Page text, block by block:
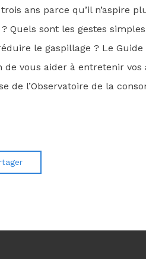
ans parce qu’il n’aspire
Quels sont les gestes
le gaspillage ? Le
vous aider à entretenir
de l’Observatoire de la